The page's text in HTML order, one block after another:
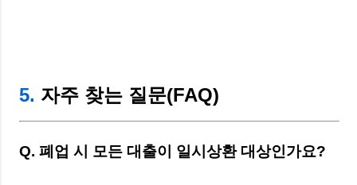
5. 자주 찾는 질문(FAQ)
Q. 폐업 시 모든 대출이 일시상환 대상인가요?